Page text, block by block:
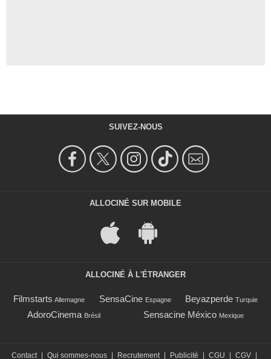
SUIVEZ-NOUS
ALLOCINÉ SUR MOBILE
ALLOCINÉ À L'ÉTRANGER
Filmstarts Allemagne SensaCine Espagne Beyazperde Turquie
AdoroCinema Brésil Sensacine México Mexique
Contact | Qui sommes-nous | Recrutement | Publicité | CGU | CGV |